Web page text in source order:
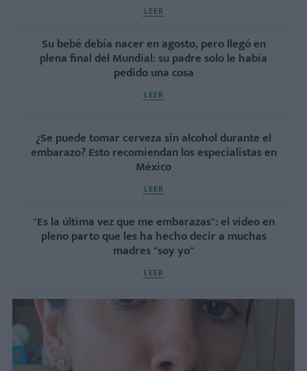
LEER
Su bebé debía nacer en agosto, pero llegó en
plena final del Mundial: su padre solo le había
pedido una cosa
LEER
¿Se puede tomar cerveza sin alcohol durante el
embarazo? Esto recomiendan los especialistas en
México
LEER
"Es la última vez que me embarazas": el video en
pleno parto que les ha hecho decir a muchas
madres "soy yo"
LEER